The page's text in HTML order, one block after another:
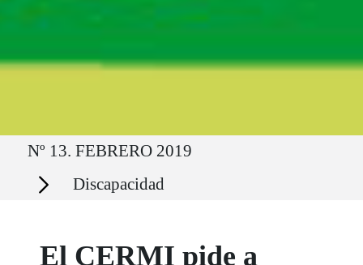
Ruta del sitio
Nº 13. FEBRERO 2019
Secciones Discapacidad
El CERMI pide a